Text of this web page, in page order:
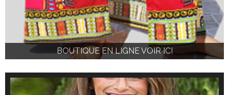
BOUTIQUE EN LIGNE VOIR ICI